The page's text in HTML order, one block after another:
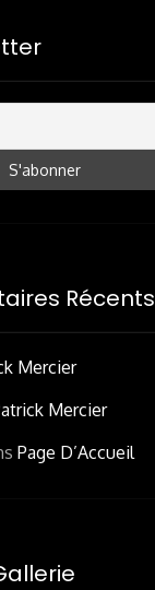
Récents
Mercier
Mercier
Page D’Accueil